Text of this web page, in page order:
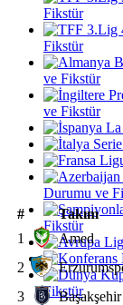
Fikstür
Fikstür
ve Fikstür
ve Fikstür
Durumu ve
Fikstür
Fikstür
# Takım
1
Amed
2
3
Başakşehir